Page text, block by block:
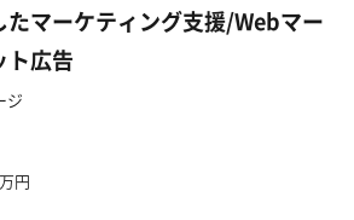
マーケティング支援/Webマー
ト広告
ジ
円